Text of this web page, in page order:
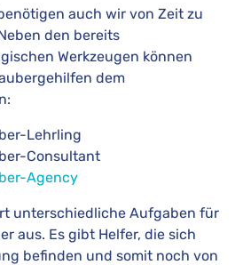
auch wir von Zeit zu
den bereits
Werkzeugen können
dem
Lehrling
Consultant
Agency
unterschiedliche Aufgaben für
aus. Es gibt Helfer, die sich
befinden und somit noch von